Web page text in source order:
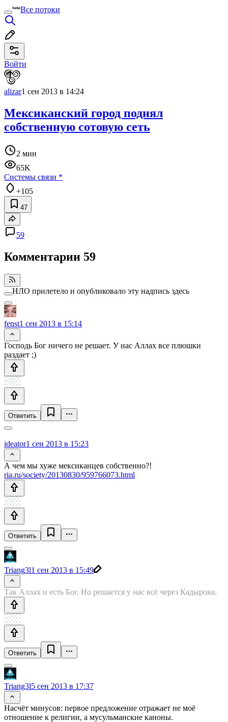
Все потоки
Войти
alizar1 сен 2013 в 14:24
Мексиканский город поднял
собственную сотовую сеть
2 мин
65K
Системы связи *
+105
47
59
Комментарии 59
НЛО прилетело и опубликовало эту надпись здесь
fenst1 сен 2013 в 15:14
Господь Бог ничего не решает. У нас Аллах все плюшки
раздает ;)
Ответить
ideator1 сен 2013 в 15:23
А чем мы хуже мексиканцев собственно?!
ria.ru/society/20130830/959766073.html
Ответить
Triang3l1 сен 2013 в 15:49
Так Аллах и есть Бог. Но решается у нас всё через Кадырова.
Ответить
Triang3l5 сен 2013 в 17:37
Насчёт минусов: первое предложение отражает не моё
отношение к религии, а мусульманские каноны.